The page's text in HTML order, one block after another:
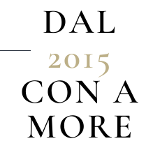
DAL
2015
CON A
MORE